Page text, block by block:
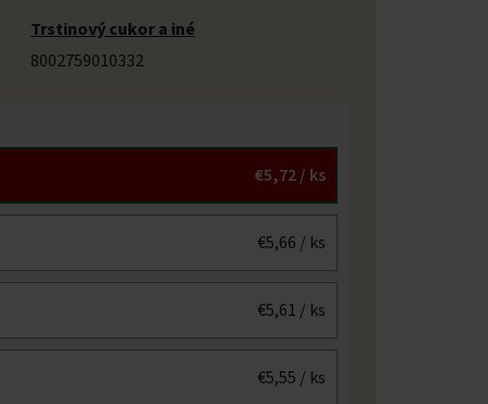
Trstinový cukor a iné
8002759010332
€5,72/ ks
€5,66 / ks
€5,61 / ks
€5,55 / ks